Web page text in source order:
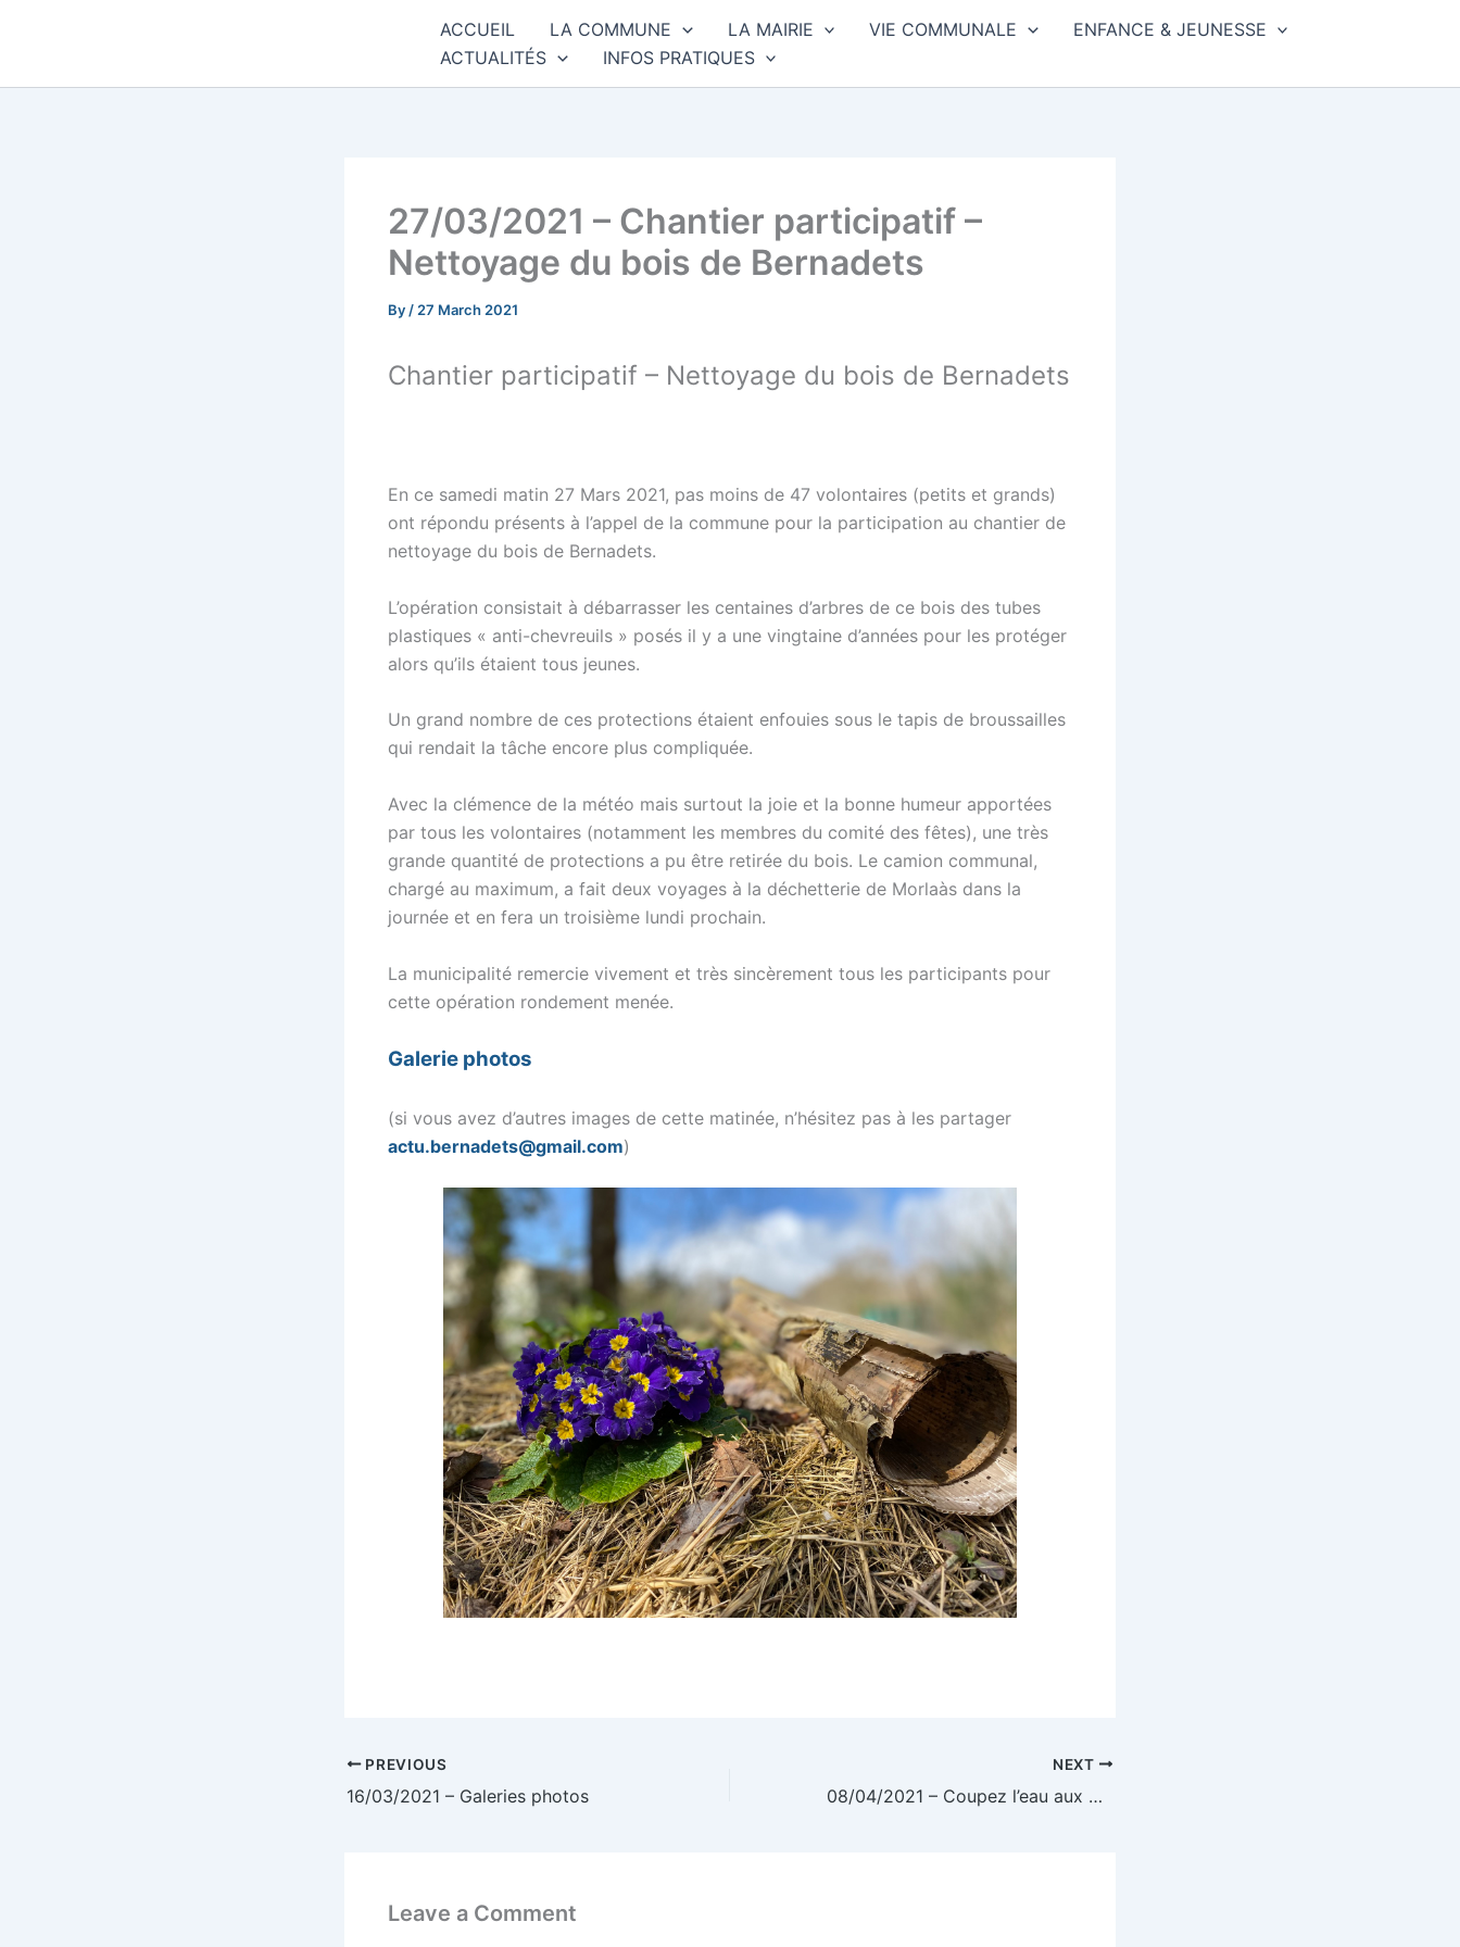
ACCUEIL LA COMMUNE LA MAIRIE VIE COMMUNALE
ENFANCE & JEUNESSE
ACTUALITÉS
INFOS PRATIQUES
27/03/2021 – Chantier participatif –
Nettoyage du bois de Bernadets
By / 27 March 2021
Chantier participatif – Nettoyage du bois de Bernadets
En ce samedi matin 27 Mars 2021, pas moins de 47 volontaires (petits et grands)
ont répondu présents à l’appel de la commune pour la participation au chantier de
nettoyage du bois de Bernadets.
L’opération consistait à débarrasser les centaines d’arbres de ce bois des tubes
plastiques « anti-chevreuils » posés il y a une vingtaine d’années pour les protéger
alors qu’ils étaient tous jeunes.
Un grand nombre de ces protections étaient enfouies sous le tapis de broussailles
qui rendait la tâche encore plus compliquée.
Avec la clémence de la météo mais surtout la joie et la bonne humeur apportées
par tous les volontaires (notamment les membres du comité des fêtes), une très
grande quantité de protections a pu être retirée du bois. Le camion communal,
chargé au maximum, a fait deux voyages à la déchetterie de Morlaàs dans la
journée et en fera un troisième lundi prochain.
La municipalité remercie vivement et très sincèrement tous les participants pour
cette opération rondement menée.
Galerie photos
(si vous avez d’autres images de cette matinée, n’hésitez pas à les partager
actu.bernadets@gmail.com)
PREVIOUS
16/03/2021 – Galeries photos
NEXT
08/04/2021 – Coupez l’eau aux moustiques!
Leave a Comment